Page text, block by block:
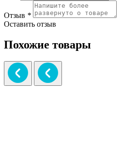
Отзыв *
Оставить отзыв
Похожие товары